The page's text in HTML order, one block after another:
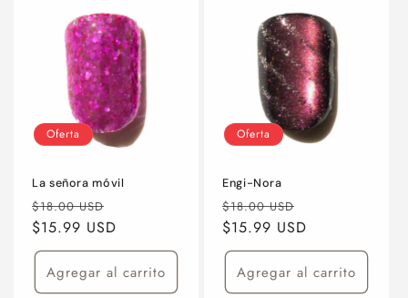
Oferta
La señora móvil
Precio
habitual
$18.00 USD
de
oferta
$15.99 USD
Agregar al carrito
Oferta
Engi-Nora
Precio
habitual
$18.00 USD
de
oferta
$15.99 USD
Agregar al carrito